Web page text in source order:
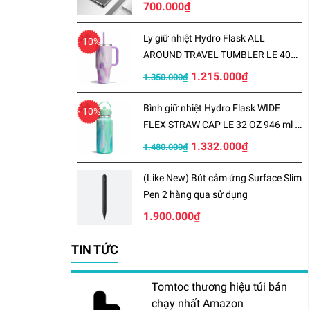
700.000₫
Ly giữ nhiệt Hydro Flask ALL
AROUND TRAVEL TUMBLER LE 40
OZ 1183 ml – LE-S25TT40
1.350.000₫ 1.215.000₫
- 10%
Bình giữ nhiệt Hydro Flask WIDE
FLEX STRAW CAP LE 32 OZ 946 ml –
LE-S25W32
1.480.000₫ 1.332.000₫
- 10%
(Like New) Bút cảm ứng Surface Slim
Pen 2 hàng qua sử dụng
1.900.000₫
TIN TỨC
Tomtoc thương hiệu túi bán
chạy nhất Amazon